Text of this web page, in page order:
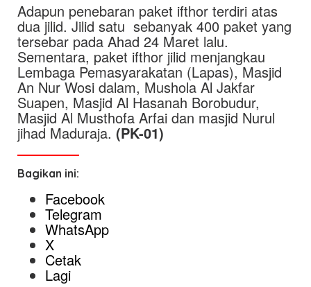
Adapun penebaran paket ifthor terdiri atas
dua jilid. Jilid satu sebanyak 400 paket yang
tersebar pada Ahad 24 Maret lalu.
Sementara, paket ifthor jilid menjangkau
Lembaga Pemasyarakatan (Lapas), Masjid
An Nur Wosi dalam, Mushola Al Jakfar
Suapen, Masjid Al Hasanah Borobudur,
Masjid Al Musthofa Arfai dan masjid Nurul
jihad Maduraja. (PK-01)
Bagikan ini:
Facebook
Telegram
WhatsApp
X
Cetak
Lagi